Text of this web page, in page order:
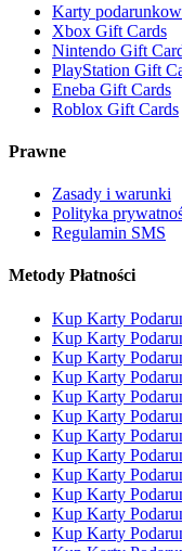
Karty
Xbox Gift Cards
Nintendo Gift
PlayStation Gift
Eneba Gift Cards
Roblox Gift Cards
Prawne
Zasady i warunki
Polityka
Regulamin SMS
Metody Płatności
Kup Karty
Kup Karty
Kup Karty
Kup Karty
Kup Karty
Kup Karty
Kup Karty
Kup Karty
Kup Karty
Kup Karty
Kup Karty
Kup Karty